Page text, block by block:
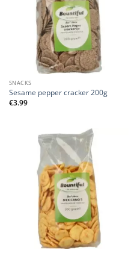
SNACKS
Sesame pepper cracker 200g
€3.99